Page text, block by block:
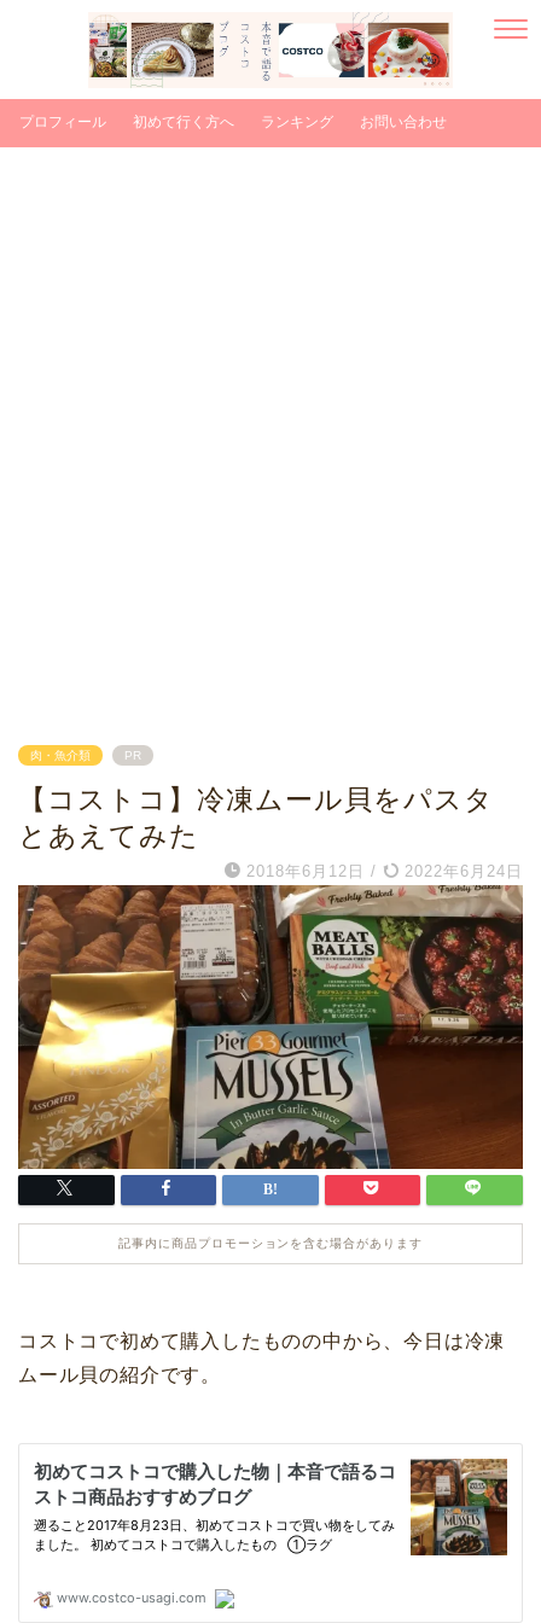
プロフィール 初めて行く方へ ランキング お問い合わせ
肉・魚介類 PR
【コストコ】冷凍ムール貝をパスタ
とあえてみた
2018年6月12日 / 2022年6月24日
記事内に商品プロモーションを含む場合があります
コストコで初めて購入したものの中から、今日は冷凍
ムール貝の紹介です。